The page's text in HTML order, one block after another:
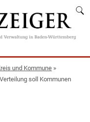
und Kommune »
soll Kommunen